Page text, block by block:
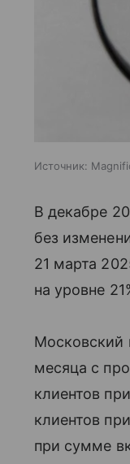
Источник:
В декабре
без
21 марта
на уровне
Московский
месяца с
клиентов
клиентов
при сумме